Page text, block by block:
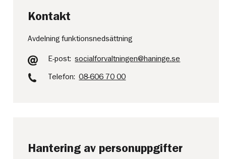
Kontakt
Avdelning funktionsnedsättning
E-post: socialforvaltningen@haninge.se
Telefon: 08-606 70 00
Hantering av personuppgifter